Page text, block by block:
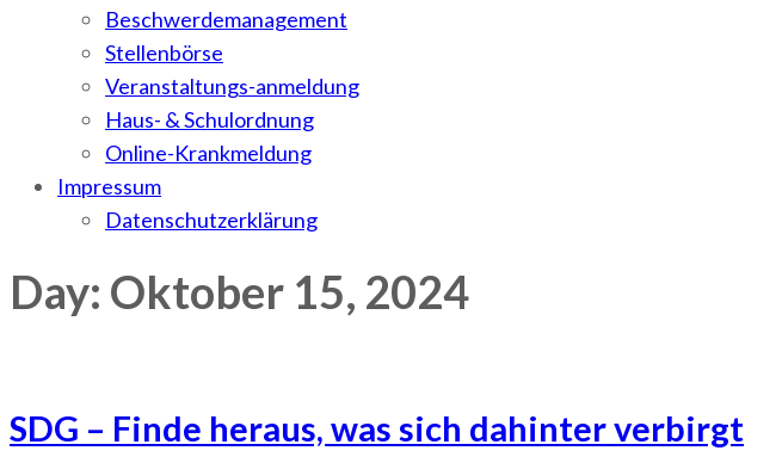
Beschwerdemanagement
Stellenbörse
Veranstaltungs-anmeldung
Haus- & Schulordnung
Online-Krankmeldung
Impressum
Datenschutzerklärung
Day: Oktober 15, 2024
SDG – Finde heraus, was sich dahinter verbirgt